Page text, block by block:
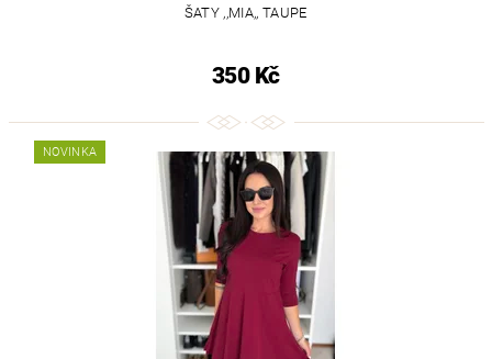
ŠATY ,,MIA,, TAUPE
350 Kč
NOVINKA